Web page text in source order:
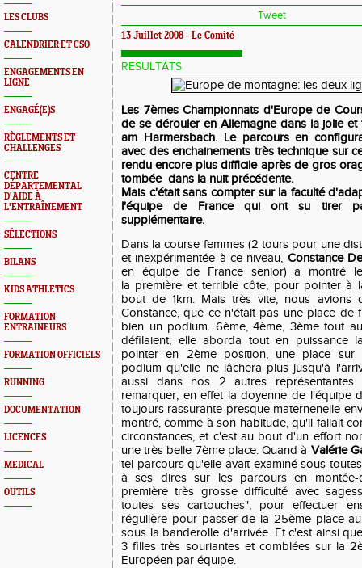
LES CLUBS
CALENDRIER ET CSO
ENGAGEMENTS EN
LIGNE
ENGAGÉ(E)S
RÈGLEMENTS ET
CHALLENGES
CENTRE
DÉPARTEMENTAL
D'AIDE À
L'ENTRAÎNEMENT
SÉLECTIONS
BILANS
KIDS ATHLETICS
FORMATION
ENTRAINEURS
FORMATION OFFICIELS
RUNNING
DOCUMENTATION
LICENCES
MEDICAL
OUTILS
Tweet
13 Juillet 2008 - Le Comité
RESULTATS
Les 7èmes Championnats d'Europe de
de se dérouler en Allemagne dans la jolie
am Harmersbach. Le parcours en
avec des enchainements très technique sur
rendu encore plus difficile après de gros
tombée dans la nuit précédente.
Mais c'était sans compter sur la faculté
l'équipe de France qui ont su tirer
supplémentaire.
Dans la course femmes (2 tours pour une
et inexpérimentée à ce niveau, Constance
en équipe de France senior) a montré
la première et terrible côte, pour pointer à
bout de 1km. Mais très vite, nous avions
Constance, que ce n'était pas une place de
bien un podium. 6ème, 4ème, 3ème tout
défilaient, elle aborda tout en puissance
pointer en 2ème position, une place sur
podium qu'elle ne lâchera plus jusqu'à
aussi dans nos 2 autres
remarquer, en effet la doyenne de l'équipe
toujours rassurante presque maternenelle
montré, comme à son habitude, qu'il fallait
circonstances, et c'est au bout d'un effort
une très belle 7ème place. Quand à Valérie
tel parcours qu'elle avait examiné sous
à ses dires sur les parcours en montée-
première très grosse difficulté avec
toutes ses cartouches", pour effectuer
régulière pour passer de la 25ème place
sous la banderolle d'arrivée. Et c'est ainsi
3 filles très souriantes et comblées sur la
Européen par équipe.